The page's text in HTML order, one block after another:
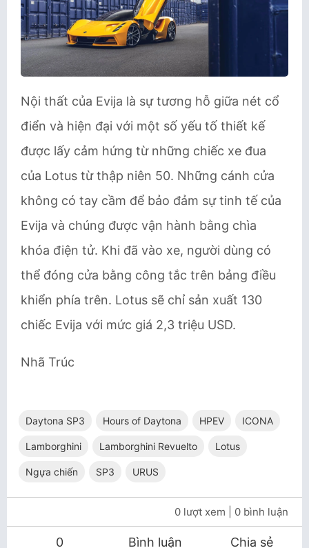
Nội thất của Evija là sự tương hỗ giữa nét cổ
điển và hiện đại với một số yếu tố thiết kế
được lấy cảm hứng từ những chiếc xe đua
của Lotus từ thập niên 50. Những cánh cửa
không có tay cầm để bảo đảm sự tinh tế của
Evija và chúng được vận hành bằng chìa
khóa điện tử. Khi đã vào xe, người dùng có
thể đóng cửa bằng công tắc trên bảng điều
khiển phía trên. Lotus sẽ chỉ sản xuất 130
chiếc Evija với mức giá 2,3 triệu USD.
Nhã Trúc
Daytona SP3 Hours of Daytona HPEV ICONA
Lamborghini Lamborghini Revuelto Lotus
Ngựa chiến SP3 URUS
0 lượt xem | 0 bình luận
0 Bình luận Chia sẻ